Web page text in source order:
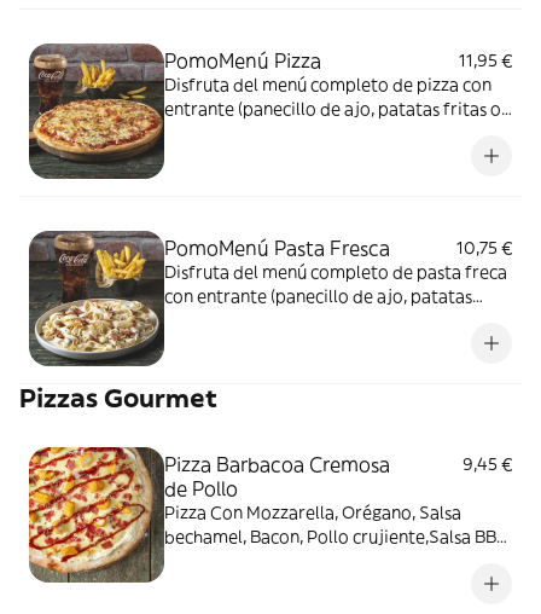
PomoMenú Pizza
11,95 €
Disfruta del menú completo de pizza con
entrante (panecillo de ajo, patatas fritas o
PomoMenú Pasta Fresca
10,75 €
Disfruta del menú completo de pasta freca
con entrante (panecillo de ajo, patatas
Pizzas Gourmet
Pizza Barbacoa Cremosa
de Pollo
9,45 €
Pizza Con Mozzarella, Orégano, Salsa
bechamel, Bacon, Pollo crujiente,Salsa BBQ